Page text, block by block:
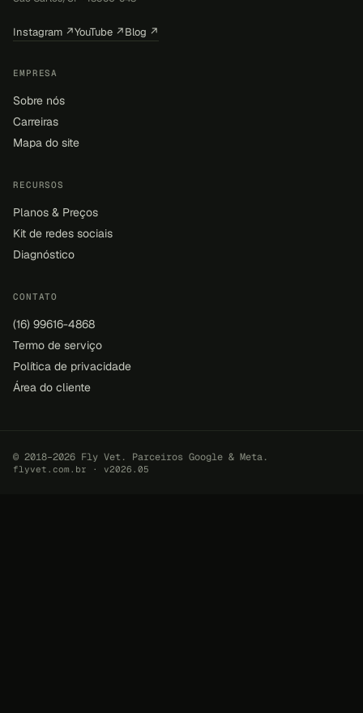
Instagram ↗YouTube ↗Blog ↗
EMPRESA
Sobre nós
Carreiras
Mapa do site
RECURSOS
Planos & Preços
Kit de redes sociais
Diagnóstico
CONTATO
(16) 99616-4868
Termo de serviço
Política de privacidade
Área do cliente
© 2018–2026 Fly Vet. Parceiros Google & Meta.
flyvet.com.br · v2026.05